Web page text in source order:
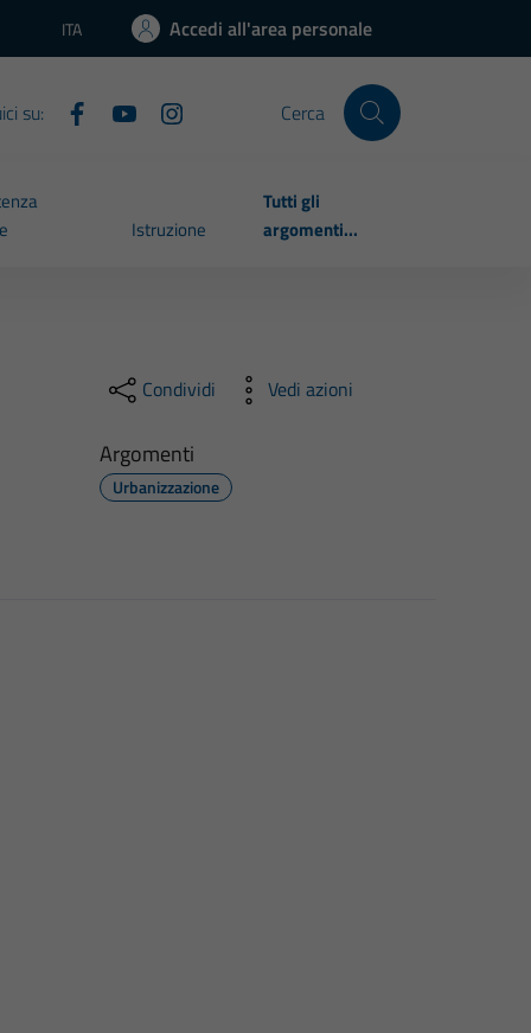
Lingua attiva:
ITA Accedi all'area personale
su: Cerca
Istruzione
Tutti gli
argomenti...
Condividi Vedi azioni
Argomenti
Urbanizzazione